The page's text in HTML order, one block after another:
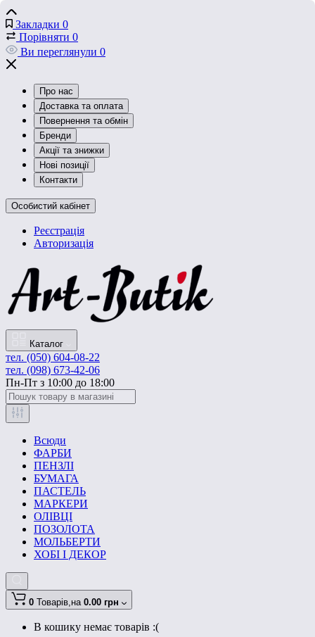
Закладки 0
Порівняти 0
Ви переглянули 0
Про нас
Доставка та оплата
Повернення та обмін
Бренди
Акції та знижки
Нові позиції
Контакти
Особистий кабінет
Реєстрація
Авторизація
Каталог
тел. (050) 604-08-22
тел. (098) 673-42-06
Пн-Пт з 10:00 до 18:00
Всюди
ФАРБИ
ПЕНЗЛІ
БУМАГА
ПАСТЕЛЬ
МАРКЕРИ
ОЛІВЦІ
ПОЗОЛОТА
МОЛЬБЕРТИ
ХОБІ І ДЕКОР
0 Товарів,на 0.00 грн
В кошику немає товарів :(